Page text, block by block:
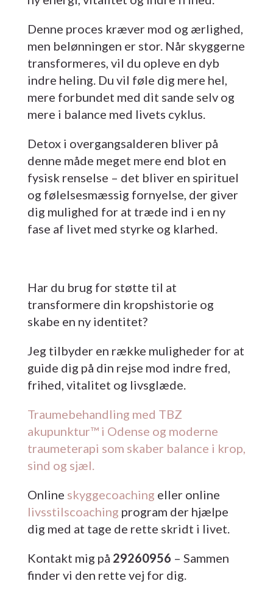
Denne proces kræver mod og ærlighed,
men belønningen er stor. Når skyggerne
transformeres, vil du opleve en dyb
indre heling. Du vil føle dig mere hel,
mere forbundet med dit sande selv og
mere i balance med livets cyklus.
Detox i overgangsalderen bliver på
denne måde meget mere end blot en
fysisk renselse – det bliver en spirituel
og følelsesmæssig fornyelse, der giver
dig mulighed for at træde ind i en ny
fase af livet med styrke og klarhed.
Har du brug for støtte til at
transformere din kropshistorie og
skabe en ny identitet?
Jeg tilbyder en række muligheder for at
guide dig på din rejse mod indre fred,
frihed, vitalitet og livsglæde.
Traumebehandling med TBZ
akupunktur™ i Odense og moderne
traumeterapi som skaber balance i krop,
sind og sjæl.
Online skyggecoaching eller online
livsstilscoaching program der hjælpe
dig med at tage de rette skridt i livet.
Kontakt mig på 29260956 – Sammen
finder vi den rette vej for dig.